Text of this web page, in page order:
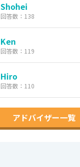
Shohei
回答数：138
Ken
回答数：119
Hiro
回答数：110
アドバイザー一覧